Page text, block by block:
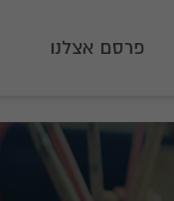
פרסם אצלנו